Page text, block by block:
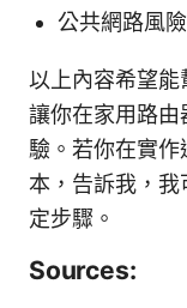
公共網路風
以上內容希望能
讓你在家用路
驗。若你在實
本，告訴我，
定步驟。
Sources: